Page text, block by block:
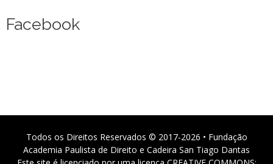
Facebook
Todos os Direitos Reservados © 2017-2026 • Fundação
Academia Paulista de Direito e Cadeira San Tiago Dantas